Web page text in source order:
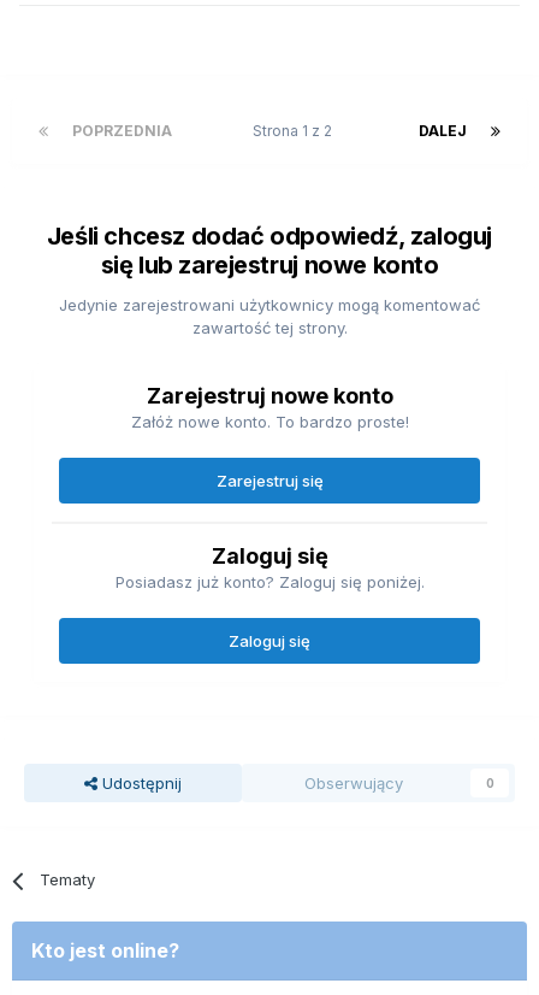
POPRZEDNIA DALEJ
Strona 1 z 2
Jeśli chcesz dodać odpowiedź, zaloguj
się lub zarejestruj nowe konto
Jedynie zarejestrowani użytkownicy mogą komentować
zawartość tej strony.
Zarejestruj nowe konto
Załóż nowe konto. To bardzo proste!
Zarejestruj się
Zaloguj się
Posiadasz już konto? Zaloguj się poniżej.
Zaloguj się
Udostępnij Obserwujący 0
Tematy
Kto jest online?